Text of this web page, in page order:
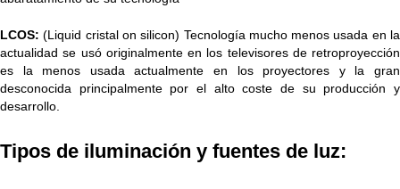
LCOS: (Liquid cristal on silicon) Tecnología mucho menos usada en la
actualidad se usó originalmente en los televisores de retroproyección
es la menos usada actualmente en los proyectores y la gran
desconocida principalmente por el alto coste de su producción y
desarrollo.
Tipos de iluminación y fuentes de luz: